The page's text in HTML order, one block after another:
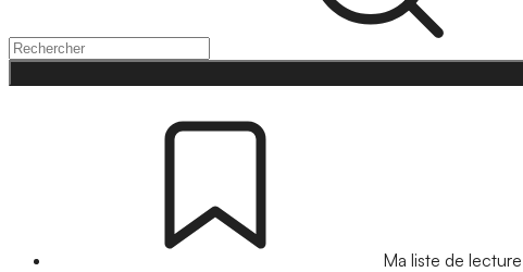
Ma liste de lecture